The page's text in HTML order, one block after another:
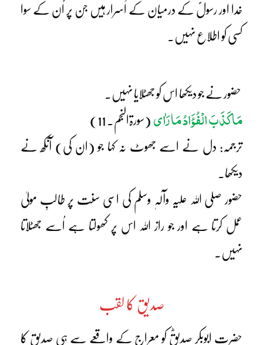
خدا اور رسولؐ کے درمیان کے اَسرار ہیں جن پر اُن کے سوا
کسی کو اطلاع نہیں۔
حضور نے جو دیکھا اس کو جھٹلایا نہیں۔
مَا کَذَبَ الْفُؤَادُ مَا رَاٰی (سورۃالنجم۔ 11)
ترجمہ: دل نے اسے جھوٹ نہ کہا جو (ان کی) آنکھ نے
دیکھا۔
حضور صلی اللہ علیہ وآلہٖ وسلم کی اسی سنت پر طالبِ مولیٰ
عمل کرتا ہے اور جو راز اللہ اس پر کھولتا ہے اُسے جھٹلاتا
نہیں۔
صدیق کا لقب
حضرت ابوبکر صدیقؓ کو معراج کے واقعے سے ہی صدیق کا